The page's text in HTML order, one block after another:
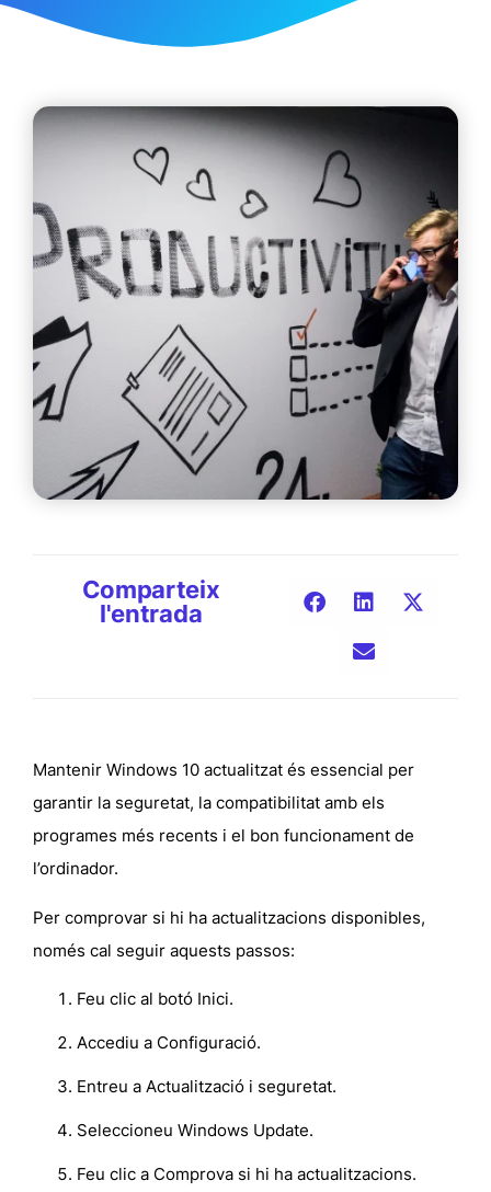
Comparteix
l'entrada
Mantenir Windows 10 actualitzat és essencial per
garantir la seguretat, la compatibilitat amb els
programes més recents i el bon funcionament de
l’ordinador.
Per comprovar si hi ha actualitzacions disponibles,
només cal seguir aquests passos:
Feu clic al botó Inici.
Accediu a Configuració.
Entreu a Actualització i seguretat.
Seleccioneu Windows Update.
Feu clic a Comprova si hi ha actualitzacions.